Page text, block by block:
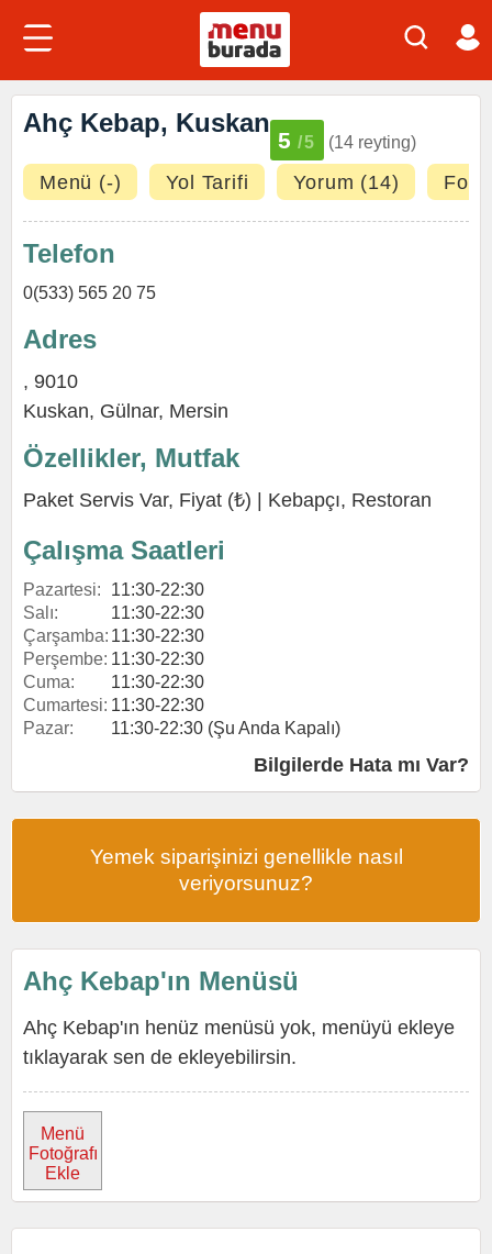
Ahç Kebap, Kuskan
5 /5 (14 reyting)
Menü (-) Yol Tarifi Yorum (14)
Telefon
0(533) 565 20 75
Adres
, 9010
Kuskan, Gülnar, Mersin
Özellikler, Mutfak
Paket Servis Var, Fiyat (₺) | Kebapçı, Restoran
Çalışma Saatleri
Pazartesi:
11:30-22:30
Salı:
11:30-22:30
Çarşamba: 11:30-22:30
Perşembe: 11:30-22:30
Cuma:
11:30-22:30
Cumartesi: 11:30-22:30
Pazar:
11:30-22:30 (Şu Anda Kapalı)
Bilgilerde Hata mı Var?
Yemek siparişinizi genellikle nasıl
veriyorsunuz?
Ahç Kebap'ın Menüsü
Ahç Kebap'ın henüz menüsü yok, menüyü ekleye
tıklayarak sen de ekleyebilirsin.
Menü
Fotoğrafı
Ekle